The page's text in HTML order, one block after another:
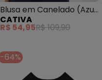
Blusa em Canelado (Azul
Escuro)
CATIVA
R$ 54,95R$ 109,90
-64%